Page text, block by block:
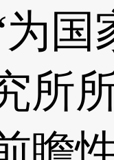
为
所